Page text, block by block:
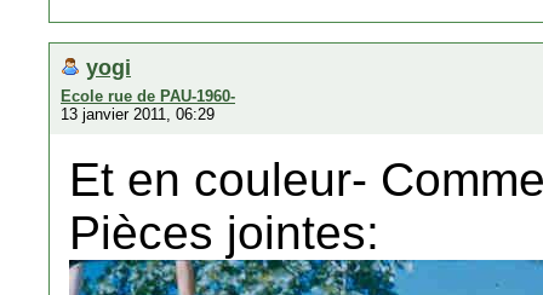
yogi
Ecole rue de PAU-1960-
13 janvier 2011, 06:29
Et en couleur-
Pièces jointes: